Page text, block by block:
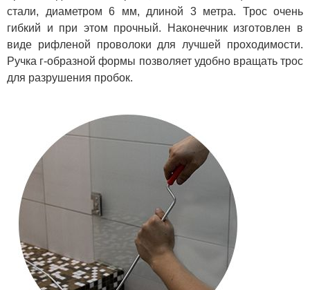
стали, диаметром 6 мм, длиной 3 метра. Трос очень
гибкий и при этом прочный. Наконечник изготовлен в
виде рифленой проволоки для лучшей проходимости.
Ручка г-образной формы позволяет удобно вращать трос
для разрушения пробок.